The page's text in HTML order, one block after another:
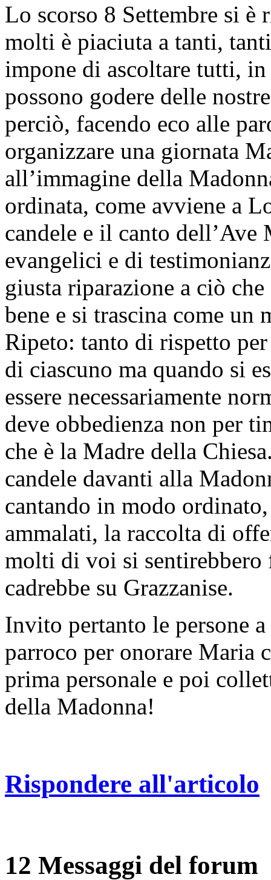
Lo scorso 8 Settembre si è
molti è piaciuta a tanti,
impone di ascoltare tutti,
possono godere delle
perciò, facendo eco alle
organizzare una giornata
all’immagine della
ordinata, come avviene a
candele e il canto
evangelici e di
giusta riparazione a ciò
bene e si trascina come un
Ripeto: tanto di rispetto
di ciascuno ma quando si
essere necessariamente
deve obbedienza non per
che è la Madre della
candele davanti alla
cantando in modo
ammalati, la raccolta di
molti di voi si
cadrebbe su Grazzanise.
Invito pertanto le persone
parroco per onorare Maria
prima personale e poi
della Madonna!
Rispondere all'articolo
12 Messaggi del forum